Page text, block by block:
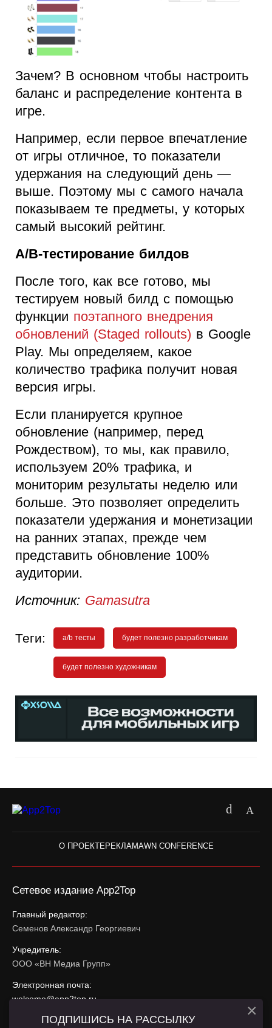
Зачем? В основном чтобы настроить
баланс и распределение контента в
игре.
Например, если первое впечатление
от игры отличное, то показатели
удержания на следующий день —
выше. Поэтому мы с самого начала
показываем те предметы, у которых
самый высокий рейтинг.
А/В-тестирование билдов
После того, как все готово, мы
тестируем новый билд с помощью
функции поэтапного внедрения
обновлений (Staged rollouts) в Google
Play. Мы определяем, какое
количество трафика получит новая
версия игры.
Если планируется крупное
обновление (например, перед
Рождеством), то мы, как правило,
используем 20% трафика, и
мониторим результаты неделю или
больше. Это позволяет определить
показатели удержания и монетизации
на ранних этапах, прежде чем
представить обновление 100%
аудитории.
Источник: Gamasutra
Теги: a/b тесты будет полезно разработчикам
будет полезно художникам
О ПРОЕКТЕ РЕКЛАМАWN CONFERENCE
Сетевое издание App2Top
Главный редактор:
Семенов Александр Георгиевич
Учредитель:
ООО «ВН Медиа Групп»
Электронная почта:
welcome@app2top.ru
ПОДПИШИСЬ НА РАССЫЛКУ ×